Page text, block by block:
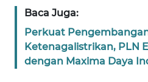
Baca Juga:
Perkuat
Ketenagalistrikan, PLN
dengan Maxima Daya
BABEL
WN
SUMBAR